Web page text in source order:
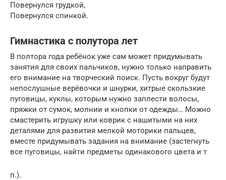
Повернулся грудкой,
Повернулся спинкой.
Гимнастика с полутора лет
В полтора года ребёнок уже сам может придумывать
занятия для своих пальчиков, нужно только направить
его внимание на творческий поиск. Пусть вокруг будут
непослушные верёвочки и шнурки, хитрые скользкие
пуговицы, куклы, которым нужно заплести волосы,
пряжки от сумок, молнии и кнопки от одежды… Можно
смастерить игрушку или коврик с нашитыми на них
деталями для развития мелкой моторики пальцев,
вместе придумывать задания на внимание (застегнуть
все пуговицы, найти предметы одинакового цвета и т
п.).